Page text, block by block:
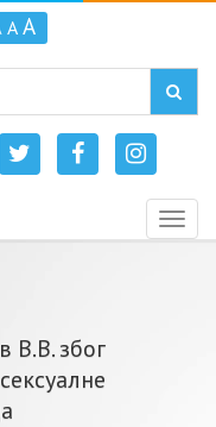
A A
В.В. због